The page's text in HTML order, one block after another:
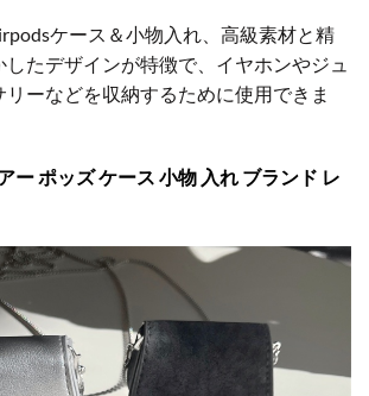
ケース＆小物入れ、高級素材と精
たデザインが特徴で、イヤホンやジュ
リーなどを収納するために使用できま
ー ポッズ ケース 小物 入れ ブランド レ